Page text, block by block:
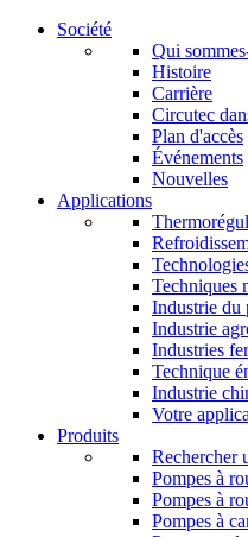
Société
Qui
Histoire
Carrière
Circutec
Plan d'accès
Événements
Nouvelles
Applications
Techniques
Industrie du
Industrie
Industries
Technique
Industrie
Votre
Produits
Rechercher
Pompes à
Pompes à
Pompes à